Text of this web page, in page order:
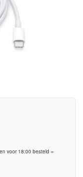
voor 18:00 besteld =